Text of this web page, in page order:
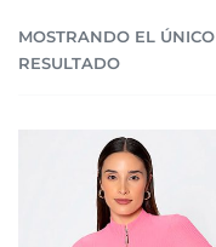
MOSTRANDO EL ÚNICO
RESULTADO